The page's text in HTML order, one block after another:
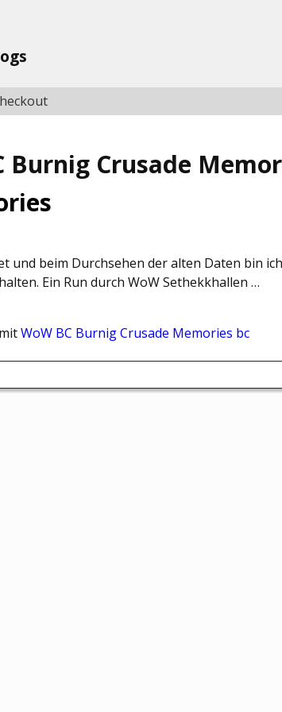
Burnig Crusade
und beim Durchsehen der alten Daten bin
Ein Run durch WoW Sethekkhallen …
WoW BC Burnig Crusade Memories bc